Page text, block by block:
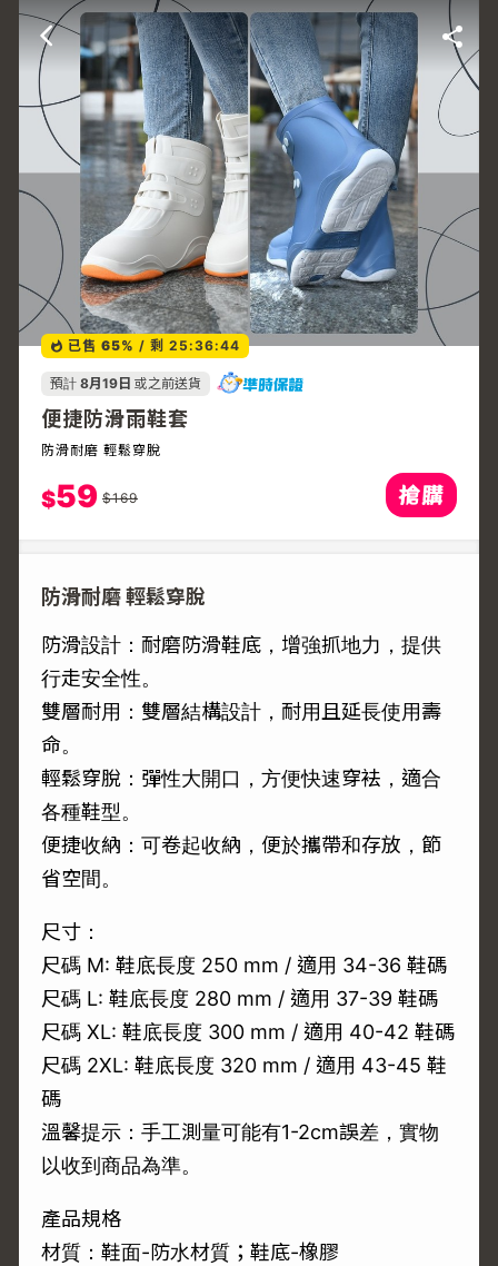
已售 65% / 剩 25:36:44
預計 8月19日 或之前送貨
便捷防滑雨鞋套
防滑耐磨 輕鬆穿脫
$59 $169
防滑耐磨 輕鬆穿脫
防滑設計：耐磨防滑鞋底，增強抓地力，提供
行走安全性。
雙層耐用：雙層結構設計，耐用且延長使用壽
命。
輕鬆穿脫：彈性大開口，方便快速穿袪，適合
各種鞋型。
便捷收納：可卷起收納，便於攜帶和存放，節
省空間。
尺寸：
尺碼 M: 鞋底長度 250 mm / 適用 34-36 鞋碼
尺碼 L: 鞋底長度 280 mm / 適用 37-39 鞋碼
尺碼 XL: 鞋底長度 300 mm / 適用 40-42 鞋碼
尺碼 2XL: 鞋底長度 320 mm / 適用 43-45 鞋
碼
溫馨提示：手工測量可能有1-2cm誤差，實物
以收到商品為準。
產品規格
材質：鞋面-防水材質；鞋底-橡膠